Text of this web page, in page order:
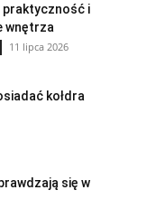
praktyczność i
wnętrza
11 lipca 2026
kołdra
się w